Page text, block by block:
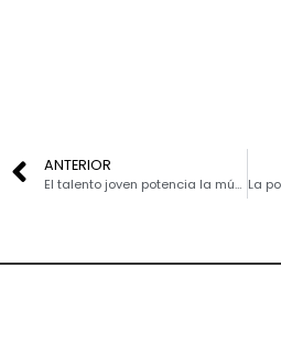
ANTERIOR
El talento joven potencia la música antigua en el Territorio Sierra Espuña con el ECOS Festival